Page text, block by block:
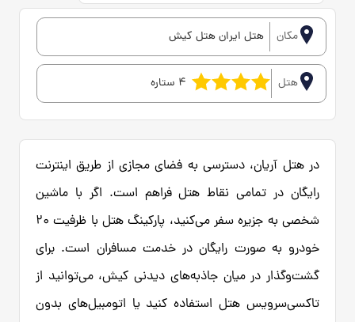
مکان هتل ایران هتل کیش
هتل 4 ستاره
در هتل آریان، دسترسی به فضای مجازی از طریق اینترنت
رایگان در تمامی نقاط هتل فراهم است. اگر با ماشین
شخصی به جزیره سفر می‌کنید، پارکینگ هتل با ظرفیت ۲۰
خودرو به صورت رایگان در خدمت مسافران است. برای
گشت‌وگذار در میان جاذبه‌های دیدنی کیش، می‌توانید از
تاکسی‌سرویس هتل استفاده کنید یا اتومبیل‌های بدون